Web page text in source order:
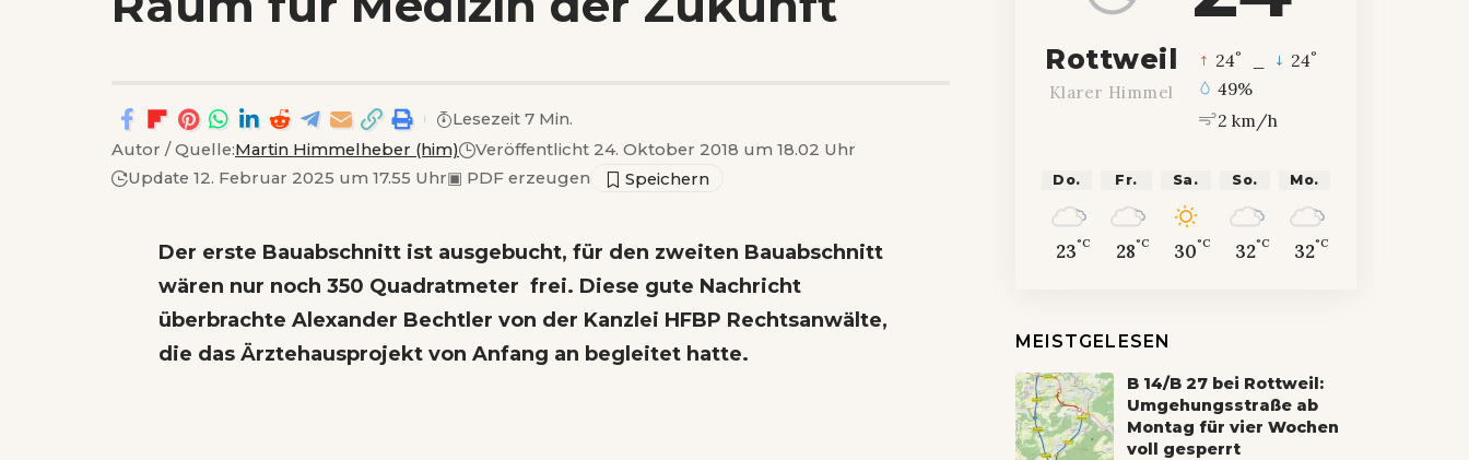
Autor / Quelle:Martin Himmelheber (him)
Veröffentlicht 24. Oktober 2018 um 18.02 Uhr
Update 12. Februar 2025 um 17.55 Uhr▣ PDF erzeugen
Lesezeit 7 Min.
Der erste Bauabschnitt ist ausgebucht, für den zweiten Bauabschnitt
wären nur noch 350 Quadratmeter frei. Diese gute Nachricht
überbrachte Alexander Bechtler von der Kanzlei HFBP Rechtsanwälte,
die das Ärztehausprojekt von Anfang an begleitet hatte.
Rottweil
Klarer Himmel
24° 24°
49%
2 km/h
Do.
23°C
Fr.
28°C
Sa.
30°C
So.
32°C
Mo.
32°C
MEISTGELESEN
B 14/B 27 bei Rottweil:
Umgehungsstraße ab
Montag für vier Wochen
voll gesperrt